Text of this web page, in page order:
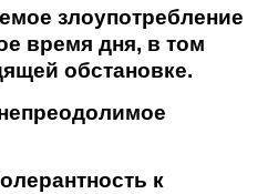
злоупотребление
время дня, в том
обстановке.
к